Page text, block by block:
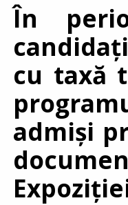
În
cu taxă
admiși